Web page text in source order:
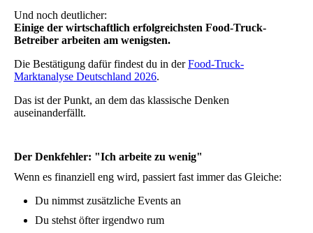
Und noch deutlicher:
Einige der wirtschaftlich erfolgreichsten Food-Truck-
Betreiber arbeiten am wenigsten.
Die Bestätigung dafür findest du in derFood-Truck-
Marktanalyse Deutschland 2026.
Das ist der Punkt, an dem das klassische Denken
auseinanderfällt.
Der Denkfehler: "Ich arbeite zu wenig"
Wenn es finanziell eng wird, passiert fast immer das Gleiche:
Du nimmst zusätzliche Events an
Du stehst öfter irgendwo rum